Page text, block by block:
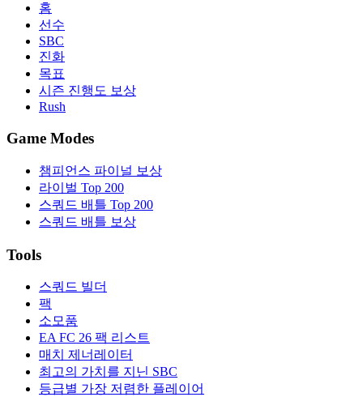
홈
선수
SBC
진화
목표
시즌 진행도 보상
Rush
Game Modes
챔피언스 파이널 보상
라이벌 Top 200
스쿼드 배틀 Top 200
스쿼드 배틀 보상
Tools
스쿼드 빌더
팩
소모품
EA FC 26 팩 리스트
매치 제너레이터
최고의 가치를 지닌 SBC
등급별 가장 저렴한 플레이어